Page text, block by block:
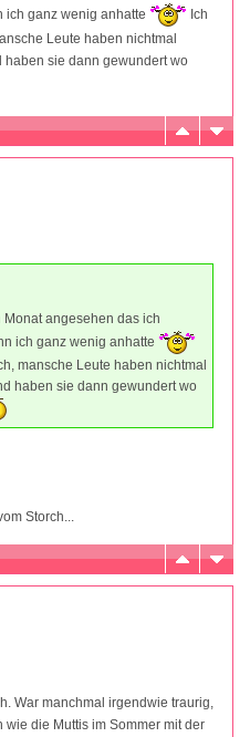
ich ganz wenig anhatte
Ich
Leute haben nichtmal
haben sie dann gewundert wo
angesehen das ich
ich ganz wenig anhatte
mansche Leute haben nichtmal
haben sie dann gewundert wo
Storch...
War manchmal irgendwie traurig,
die Muttis im Sommer mit der